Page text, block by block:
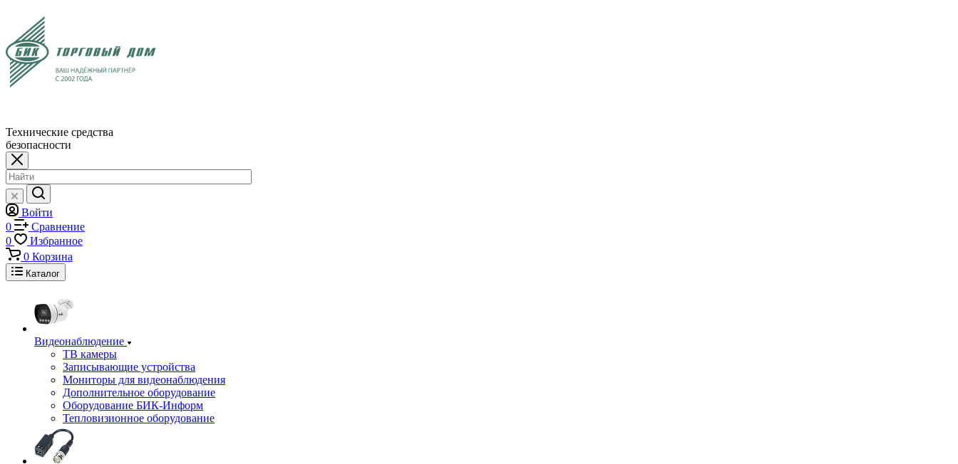
Технические средства
безопасности
Войти
0
Сравнение
0
Избранное
0 Корзина
Каталог
Видеонаблюдение
ТВ камеры
Записывающие устройства
Мониторы для видеонаблюдения
Дополнительное оборудование
Оборудование БИК-Информ
Тепловизионное оборудование